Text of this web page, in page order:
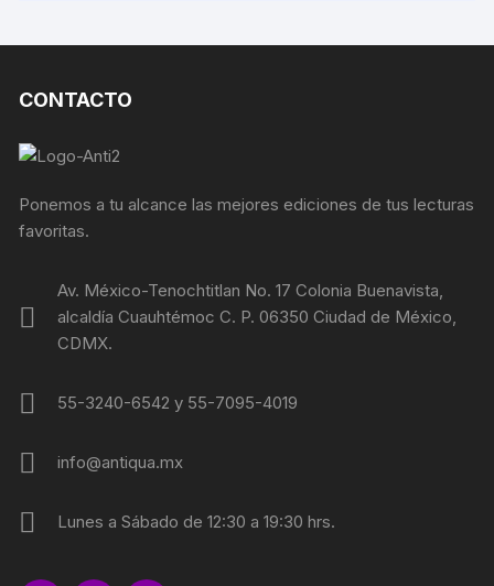
CONTACTO
Ponemos a tu alcance las mejores ediciones de tus lecturas
favoritas.
Av. México-Tenochtitlan No. 17 Colonia Buenavista,
alcaldía Cuauhtémoc C. P. 06350 Ciudad de México,
CDMX.
55-3240-6542 y 55-7095-4019
info@antiqua.mx
Lunes a Sábado de 12:30 a 19:30 hrs.